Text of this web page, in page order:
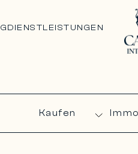
DIENSTLEISTUNGEN